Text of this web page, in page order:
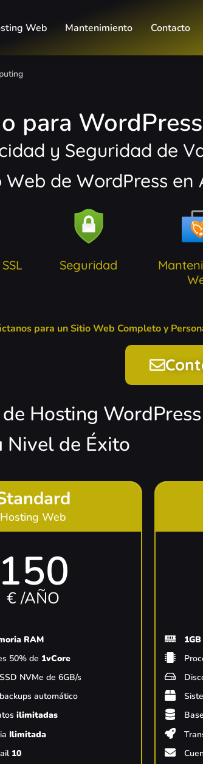
Web Mantenimiento Contacto
para
y Seguridad de
de WordPress en
Seguridad
para un Sitio Web Completo y
Hosting WordPress
Nivel de Éxito
Hosting Web
150
€ /AÑO
RAM
50% de 1vCore
NVMe de 6GB/s
automático
ilimitadas
Ilimitada
10